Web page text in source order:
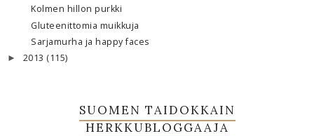
Kolmen hillon purkki
Gluteenittomia muikkuja
Sarjamurha ja happy faces
► 2013 (115)
SUOMEN TAIDOKKAIN
HERKKUBLOGGAAJA